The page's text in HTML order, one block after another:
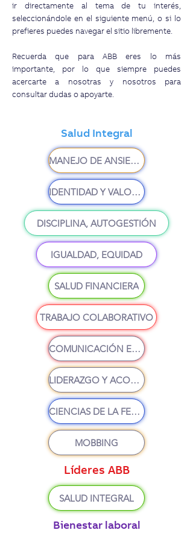
ir directamente al tema de tu interés,
seleccionándole en el siguiente menú, o si lo
prefieres puedes navegar el sitio libremente.
Recuerda que para ABB eres lo más
importante, por lo que siempre puedes
acercarte a nosotras y nosotros para
consultar dudas o apoyarte.
Salud Integral
MANEJO DE ANSIEDAD
IDENTIDAD Y VALORES
DISCIPLINA, AUTOGESTIÓN
IGUALDAD, EQUIDAD
SALUD FINANCIERA
TRABAJO COLABORATIVO
COMUNICACIÓN EFECTIVA
LIDERAZGO Y ACOMPAÑAMIENTO
CIENCIAS DE LA FELICIDAD
MOBBING
Líderes ABB
SALUD INTEGRAL
Bienestar laboral